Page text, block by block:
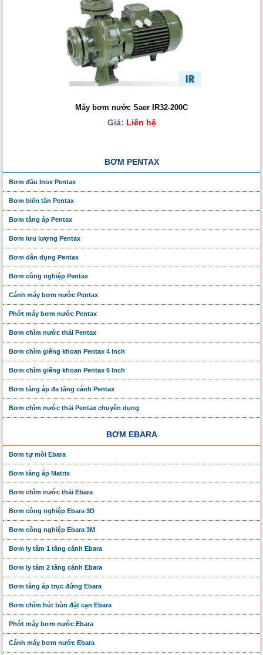
Máy bơm nước Saer IR32-200C
Giá: Liên hệ
BƠM PENTAX
Bơm đầu Inox Pentax
Bơm biến tần Pentax
Bơm tăng áp Pentax
Bơm lưu lượng Pentax
Bơm dân dụng Pentax
Bơm công nghiệp Pentax
Cánh máy bơm nước Pentax
Phớt máy bơm nước Pentax
Bơm chìm nước thải Pentax
Bơm chìm giếng khoan Pentax 4 Inch
Bơm chìm giếng khoan Pentax 6 Inch
Bơm tăng áp đa tầng cánh Pentax
Bơm chìm nước thải Pentax chuyên dụng
BƠM EBARA
Bơm tự mồi Ebara
Bơm tăng áp Matrix
Bơm chìm nước thải Ebara
Bơm công nghiệp Ebara 3D
Bơm công nghiệp Ebara 3M
Bơm ly tâm 1 tầng cánh Ebara
Bơm ly tâm 2 tầng cánh Ebara
Bơm tăng áp trục đứng Ebara
Bơm chìm hút bùn đặt cạn Ebara
Phớt máy bơm nước Ebara
Cánh máy bơm nước Ebara